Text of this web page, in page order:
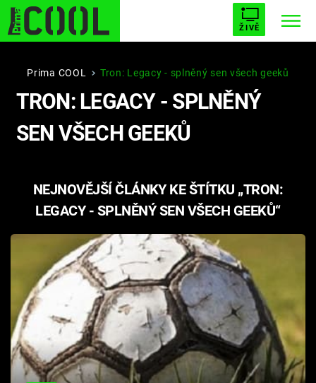
ŽIVĚ
Trendy: STARHOUSE BUFFY, PŘEMOŽITELKA UPÍRŮ
ESCAPE PLNEJ KOTEL AVENGERS 5
Témata
Seriály
Hry
Cool Esport
Pořady
Prima COOL Tron: Legacy - splněný sen všech geeků
TRON: LEGACY - SPLNĚNÝ
SEN VŠECH GEEKŮ
NEJNOVĚJŠÍ ČLÁNKY KE ŠTÍTKU „TRON:
LEGACY - SPLNĚNÝ SEN VŠECH GEEKŮ“